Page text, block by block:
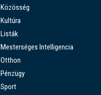
Közösség
Kultúra
Listák
Mesterséges Intelligencia
Otthon
Pénzügy
Sport